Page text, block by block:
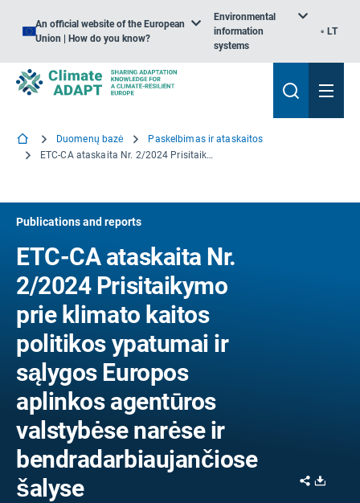
An official website of the European
Union | How do you know?
Environmental
information
systems
LT
Duomenų bazė
Paskelbimas ir ataskaitos
ETC-CA ataskaita Nr. 2/2024 Prisitaikymo prie klimato kaitos politikos ypatumai ir sąlygos Europos aplinkos agentūros valstybėse narėse ir bendradarbiaujančiose šalyse
Publications and reports
ETC-CA ataskaita Nr.
2/2024 Prisitaikymo
prie klimato kaitos
politikos ypatumai ir
sąlygos Europos
aplinkos agentūros
valstybėse narėse ir
bendradarbiaujančiose
šalyse
Share